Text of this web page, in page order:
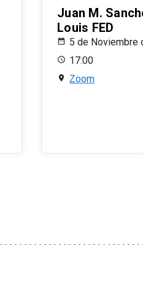
Juan M.
Louis FED
5 de Noviembre
17:00
Zoom